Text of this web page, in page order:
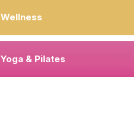
Wellness
Yoga & Pilates